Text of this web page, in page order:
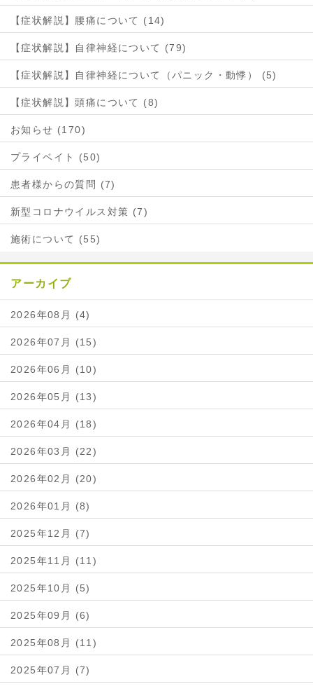
【症状解説】腰痛について (14)
【症状解説】自律神経について (79)
【症状解説】自律神経について（パニック・動悸） (5)
【症状解説】頭痛について (8)
お知らせ (170)
プライベイト (50)
患者様からの質問 (7)
新型コロナウイルス対策 (7)
施術について (55)
アーカイブ
2026年08月 (4)
2026年07月 (15)
2026年06月 (10)
2026年05月 (13)
2026年04月 (18)
2026年03月 (22)
2026年02月 (20)
2026年01月 (8)
2025年12月 (7)
2025年11月 (11)
2025年10月 (5)
2025年09月 (6)
2025年08月 (11)
2025年07月 (7)